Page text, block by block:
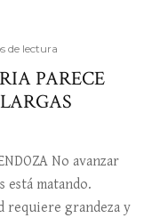
de lectura
PARECE
No avanzar
está matando.
requiere grandeza y